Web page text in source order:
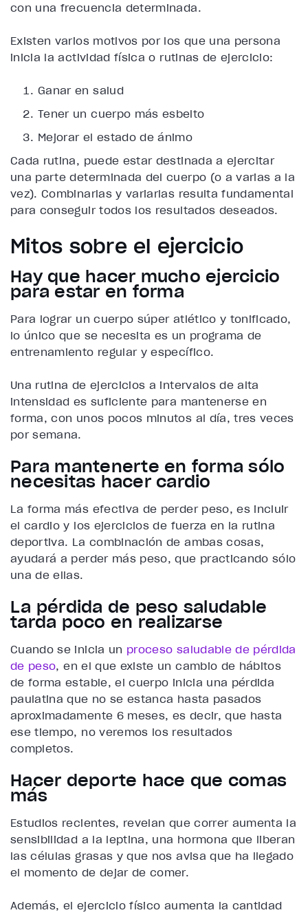
con una frecuencia determinada.
Existen varios motivos por los que una persona
inicia la actividad física o rutinas de ejercicio:
Ganar en salud
Tener un cuerpo más esbelto
Mejorar el estado de ánimo
Cada rutina, puede estar destinada a ejercitar
una parte determinada del cuerpo (o a varias a la
vez). Combinarlas y variarlas resulta fundamental
para conseguir todos los resultados deseados.
Mitos sobre el ejercicio
Hay que hacer mucho ejercicio
para estar en forma
Para lograr un cuerpo súper atlético y tonificado,
lo único que se necesita es un programa de
entrenamiento regular y específico.
Una rutina de ejercicios a intervalos de alta
intensidad es suficiente para mantenerse en
forma, con unos pocos minutos al día, tres veces
por semana.
Para mantenerte en forma sólo
necesitas hacer cardio
La forma más efectiva de perder peso, es incluir
el cardio y los ejercicios de fuerza en la rutina
deportiva. La combinación de ambas cosas,
ayudará a perder más peso, que practicando sólo
una de ellas.
La pérdida de peso saludable
tarda poco en realizarse
Cuando se inicia un proceso saludable de pérdida
de peso, en el que existe un cambio de hábitos
de forma estable, el cuerpo inicia una pérdida
paulatina que no se estanca hasta pasados
aproximadamente 6 meses, es decir, que hasta
ese tiempo, no veremos los resultados
completos.
Hacer deporte hace que comas
más
Estudios recientes, revelan que correr aumenta la
sensibilidad a la leptina, una hormona que liberan
las células grasas y que nos avisa que ha llegado
el momento de dejar de comer.
Además, el ejercicio físico aumenta la cantidad